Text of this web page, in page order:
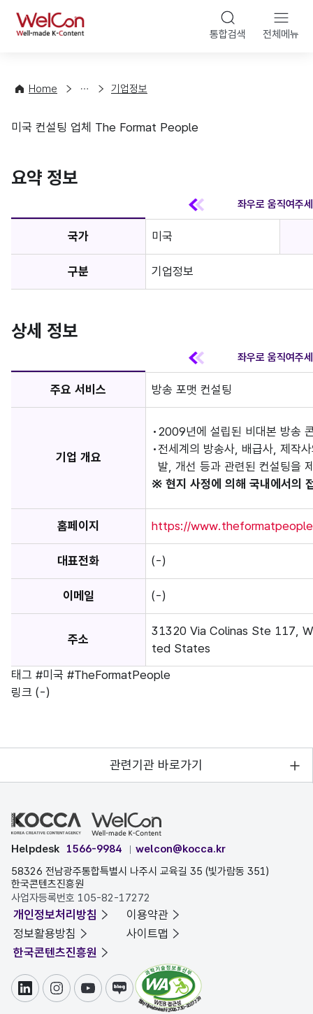
WelCon 통합검색 전체메뉴
Home
컨
팅
해
기
정
기업정보
기업정보
미국 컨설팅 업체 The Format People
요약 정보
국가 미국
구분 기업정보
상세 정보
주요 서비스 방송 포맷 컨설팅
기업 개요
2009년에 설립된 비대본 방송
전세계의 방송사, 배급사, 제작
발, 개선 등과 관련된 컨설팅을
※ 현지 사정에 의해 국내에서의
홈페이지 https://
대표전화 (-)
이메일 (-)
주소
31320 Via Colinas Ste 117,
ted States
태그 #미국 #TheFormatPeople
링크 (-)
관련기관 바로가기
Helpdesk 1566-9984
welcon@kocca.kr
58326 전남광주통합특별시 나주시 교육길 35 (빛가람동 351)
한국콘텐츠진흥원
사업자등록번호 105-82-17272
개인정보처리방침
이용약관
정보활용방침
사이트맵
한국콘텐츠진흥원
링크드인인스타그램
유튜브블로그